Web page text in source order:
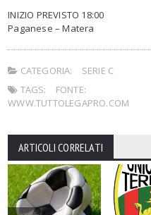
INIZIO PREVISTO 18:00
Paganese – Matera
CATEGORIA:
SERIE C
TAGS:
FONTE:
WWW.TUTTOLEGAPRO.COM
ARTICOLI CORRELATI